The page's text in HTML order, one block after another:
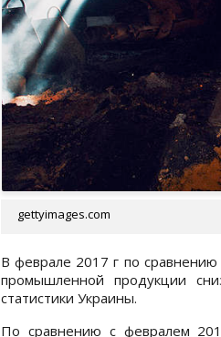
gettyimages.com
В феврале 2017 г по
промышленной продукции
статистики Украины.
По сравнению с февралем